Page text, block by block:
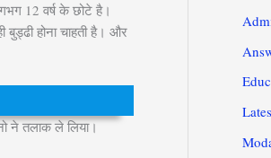
12 वर्ष के छोटे है।
होना चाहती है। और
ने तलाक ले लिया।